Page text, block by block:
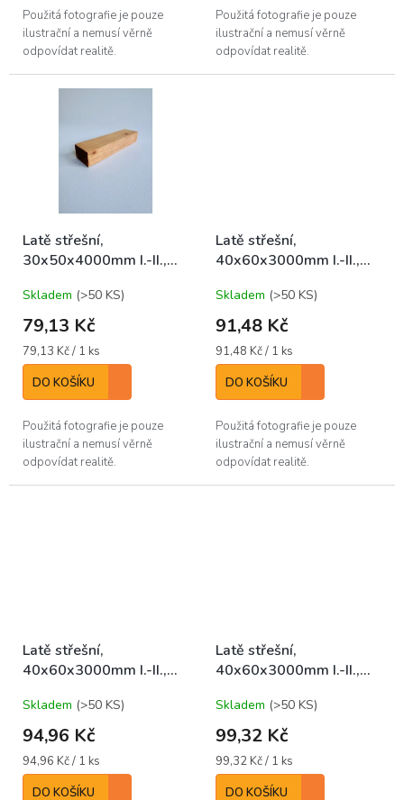
Použitá fotografie je pouze
ilustrační a nemusí věrně
odpovídat realitě.
Použitá fotografie je pouze
ilustrační a nemusí věrně
odpovídat realitě.
Latě střešní,
30x50x4000mm I.-II.,
Skladem (>50 KS)
79,13 Kč
Měrná
cena:
79,13 Kč / 1 ks
DO KOŠÍKU
Použitá fotografie je pouze
ilustrační a nemusí věrně
odpovídat realitě.
Latě střešní,
40x60x3000mm I.-II.,
Skladem (>50 KS)
91,48 Kč
Měrná
cena:
91,48 Kč / 1 ks
DO KOŠÍKU
Použitá fotografie je pouze
ilustrační a nemusí věrně
odpovídat realitě.
Latě střešní,
40x60x3000mm I.-II.,
Skladem (>50 KS)
94,96 Kč
Měrná
cena:
94,96 Kč / 1 ks
DO KOŠÍKU
Latě střešní,
40x60x3000mm I.-II.,
Skladem (>50 KS)
99,32 Kč
Měrná
cena:
99,32 Kč / 1 ks
DO KOŠÍKU